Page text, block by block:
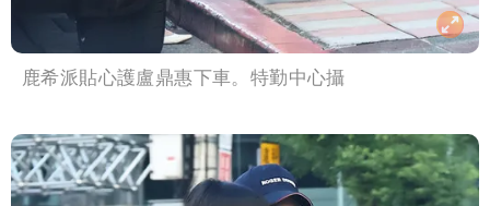
鹿希派貼心護盧鼎惠下車。特勤中心攝